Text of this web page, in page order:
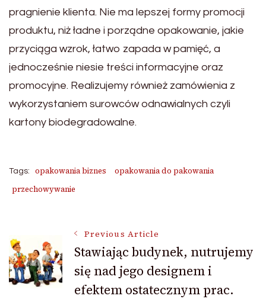
pragnienie klienta. Nie ma lepszej formy promocji
produktu, niż ładne i porządne opakowanie, jakie
przyciąga wzrok, łatwo zapada w pamięć, a
jednocześnie niesie treści informacyjne oraz
promocyjne. Realizujemy również zamówienia z
wykorzystaniem surowców odnawialnych czyli
kartony biodegradowalne.
Tags: opakowania biznes
opakowania do pakowania
przechowywanie
Post
Navigation
Previous Article
Stawiając budynek, nutrujemy
się nad jego designem i
efektem ostatecznym prac.